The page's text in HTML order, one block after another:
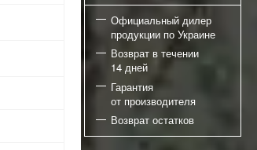
Официальный дилер
продукции по Украине
Возврат в течении
14 дней
Гарантия
от производителя
Возврат остатков